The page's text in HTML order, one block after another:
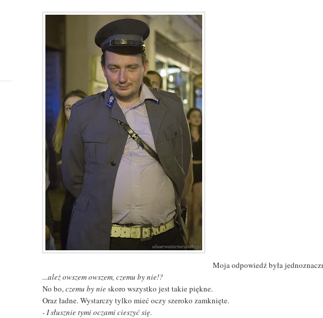
Moja odpowiedź była
...ależ owszem owszem, czemu by nie!?
No bo,czemu by nieskoro wszystko jest takie piękne.
Oraz ładne. Wystarczy tylko mieć oczy szeroko zamknięte.
- I słusznie tymi oczami cieszyć się.